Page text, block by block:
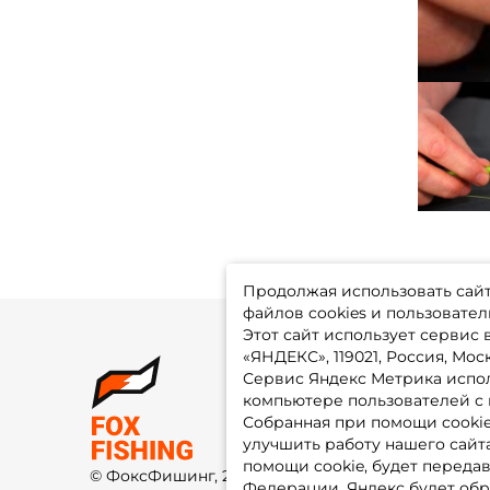
Продолжая использовать
файлов cookies и
Этот сайт использует
«ЯНДЕКС», 119021, Россия,
Сервис Яндекс Метрика
компьютере пользователей с
Собранная при помощи
улучшить работу нашего
помощи cookie, будет
© ФоксФишинг, 2009-2026
О